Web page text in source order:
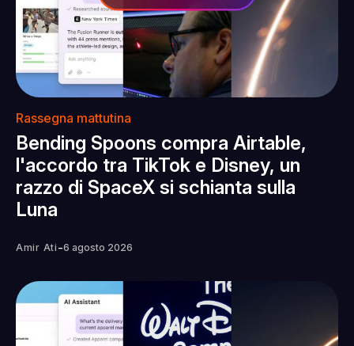
Rassegna mattutina
Bending Spoons compra Airtable,
l'accordo tra TikTok e Disney, un
razzo di SpaceX si schianta sulla
Luna
Amir Ati -6 agosto 2026